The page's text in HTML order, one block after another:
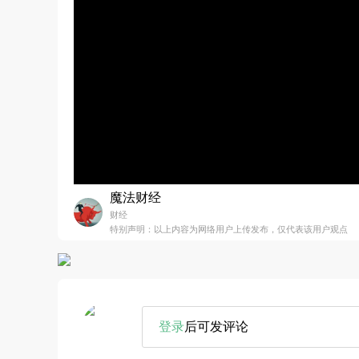
魔法财经
财经
特别声明：以上内容为网络用户上传发布，仅代表该用户观点
登录后可发评论